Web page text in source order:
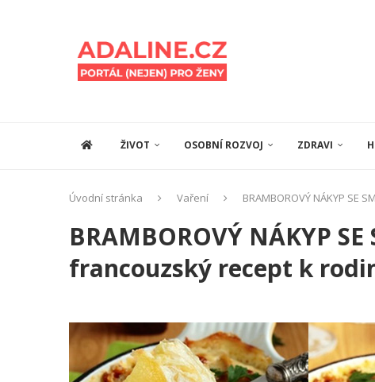
ŽIVOT OSOBNÍ ROZVOJ ZDRAVI
Úvodní stránka Vaření BRAMBOROVÝ NÁKYP
BRAMBOROVÝ NÁKYP
francouzský recept k